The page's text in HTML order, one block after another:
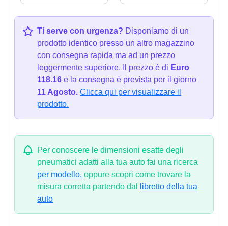
Ti serve con urgenza? Disponiamo di un
prodotto identico presso un altro magazzino
con consegna rapida ma ad un prezzo
leggermente superiore. Il prezzo è di Euro
118.16 e la consegna è prevista per il giorno
11 Agosto. Clicca qui per visualizzare il
prodotto.
Per conoscere le dimensioni esatte degli
pneumatici adatti alla tua auto fai una ricerca
per modello. oppure scopri come trovare la
misura corretta partendo dal
libretto della tua
auto